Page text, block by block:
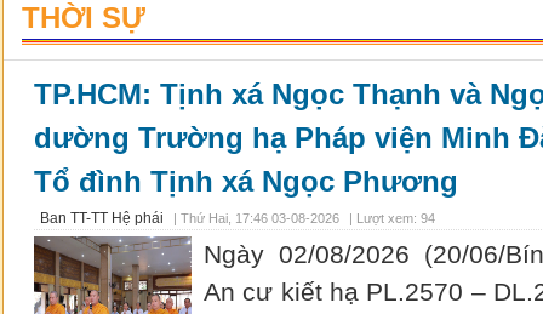
THỜI SỰ
TP.HCM: Tịnh xá Ngọc Thạnh và
dường Trường hạ Pháp viện Minh
Tổ đình Tịnh xá Ngọc Phương
Ban TT-TT Hệ phái | Thứ Hai, 17:46 03-08-2026 | Lượt xem: 94
Ngày 02/08/2026 (20/06/
An cư kiết hạ PL.2570 –